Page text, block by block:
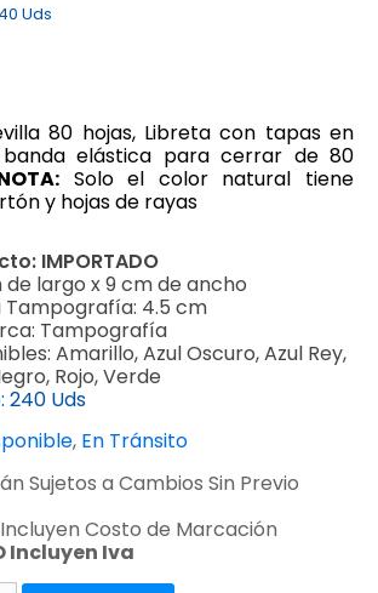
Uds
80 hojas, Libreta con tapas en
elástica para cerrar de 80
Solo el color natural tiene
y hojas de rayas
IMPORTADO
de largo x 9 cm de ancho
Tampografía: 4.5 cm
Tampografía
Amarillo, Azul Oscuro, Azul Rey,
Rojo, Verde
240 Uds
, En Tránsito
Sujetos a Cambios Sin Previo
Costo de Marcación
Incluyen Iva